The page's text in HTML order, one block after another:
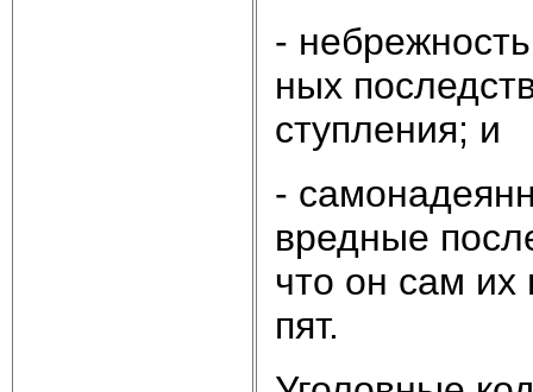
-
ных
сту­п­ле­ния; и
-
вред­ные
что он сам их
пят.